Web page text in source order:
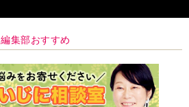
編集部おすすめ